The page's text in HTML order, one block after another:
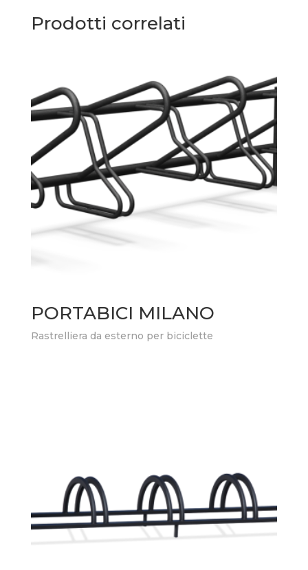
Prodotti correlati
PORTABICI MILANO
Rastrelliera da esterno per biciclette